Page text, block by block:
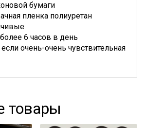
бумаги
пленка полиуретан
6 часов в день
если очень-очень чувствительная
товары